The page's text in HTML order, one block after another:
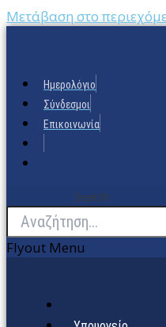
Μετάβαση στο
Ημερολόγιο
Σύνδεσμοι
Επικοινωνία
Search
Flyout Menu